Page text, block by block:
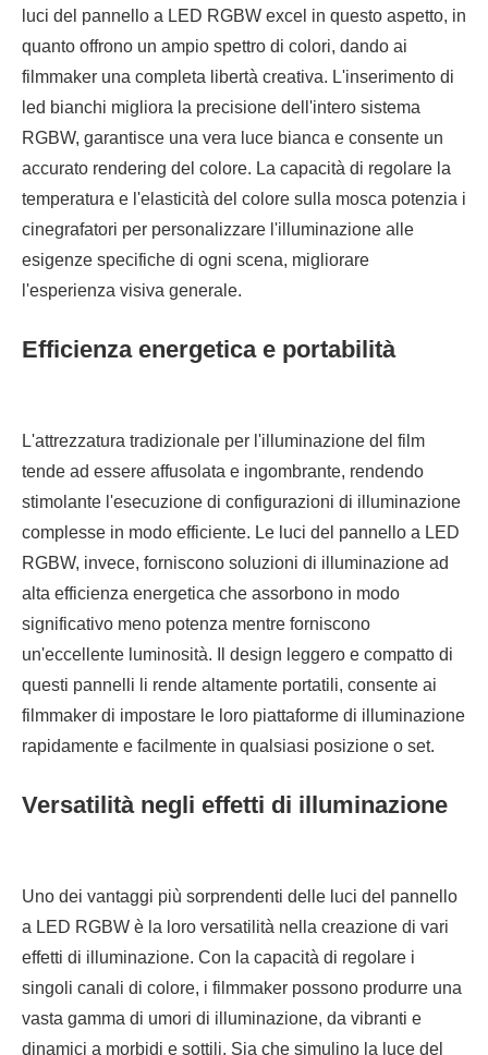
luci del pannello a LED RGBW excel in questo aspetto, in
quanto offrono un ampio spettro di colori, dando ai
filmmaker una completa libertà creativa. L'inserimento di
led bianchi migliora la precisione dell'intero sistema
RGBW, garantisce una vera luce bianca e consente un
accurato rendering del colore. La capacità di regolare la
temperatura e l'elasticità del colore sulla mosca potenzia i
cinegrafatori per personalizzare l'illuminazione alle
esigenze specifiche di ogni scena, migliorare
l'esperienza visiva generale.
Efficienza energetica e portabilità
L'attrezzatura tradizionale per l'illuminazione del film
tende ad essere affusolata e ingombrante, rendendo
stimolante l'esecuzione di configurazioni di illuminazione
complesse in modo efficiente. Le luci del pannello a LED
RGBW, invece, forniscono soluzioni di illuminazione ad
alta efficienza energetica che assorbono in modo
significativo meno potenza mentre forniscono
un'eccellente luminosità. Il design leggero e compatto di
questi pannelli li rende altamente portatili, consente ai
filmmaker di impostare le loro piattaforme di illuminazione
rapidamente e facilmente in qualsiasi posizione o set.
Versatilità negli effetti di illuminazione
Uno dei vantaggi più sorprendenti delle luci del pannello
a LED RGBW è la loro versatilità nella creazione di vari
effetti di illuminazione. Con la capacità di regolare i
singoli canali di colore, i filmmaker possono produrre una
vasta gamma di umori di illuminazione, da vibranti e
dinamici a morbidi e sottili. Sia che simulino la luce del